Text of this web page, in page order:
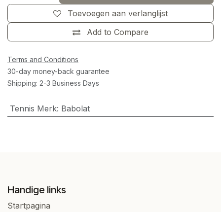
Add to Compare
Toevoegen aan verlanglijst
Terms and Conditions
30-day money-back guarantee
Shipping: 2-3 Business Days
Tennis Merk: Babolat
Handige links
Startpagina